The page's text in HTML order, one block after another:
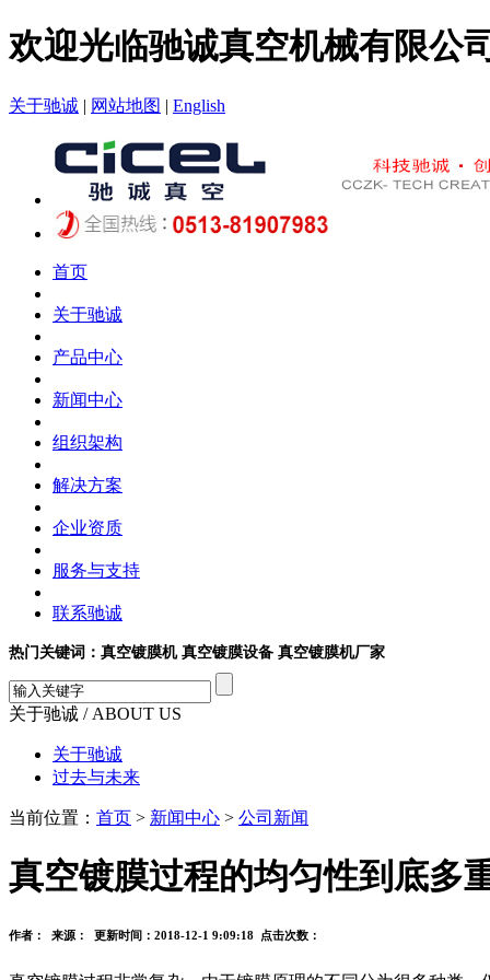
欢迎光临驰诚真空机械有限公
关于驰诚 | 网站地图 | English
首页
关于驰诚
产品中心
新闻中心
组织架构
解决方案
企业资质
服务与支持
联系驰诚
热门关键词：真空镀膜机 真空镀膜设备 真空镀膜机厂家
关于驰诚 / ABOUT US
关于驰诚
过去与未来
当前位置： 首页 > 新闻中心 > 公司新闻
真空镀膜过程的均匀性到底多
作者： 来源： 更新时间：2018-12-1 9:09:18 点击次数：